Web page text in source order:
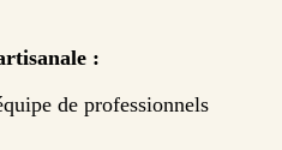
:
de professionnels